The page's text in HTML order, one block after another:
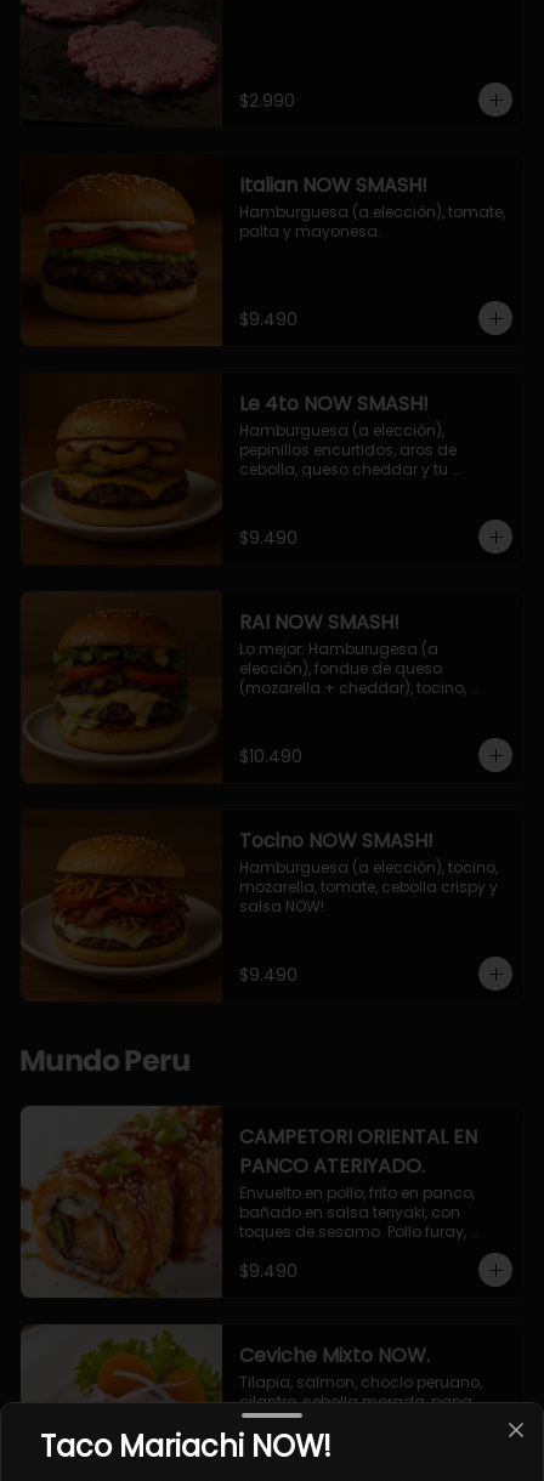
$2.990
Italian NOW SMASH!
Hamburguesa (a elección), tomate,
palta y mayonesa.
$9.490
Le 4to NOW SMASH!
Hamburguesa (a elección),
pepinillos encurtidos, aros de
cebolla, queso cheddar y tu
$9.490
RAI NOW SMASH!
Lo mejor: Hamburugesa (a
elección), fondue de queso
(mozarella + cheddar), tocino,
NOW!
$10.490
Tocino NOW SMASH!
Hamburguesa (a elección), tocino,
mozarella, tomate, cebolla crispy y
salsa NOW!
$9.490
Mundo Peru
CAMPETORI ORIENTAL EN
PANCO ATERIYADO.
Envuelto en pollo, frito en panco,
bañado en salsa teriyaki, con
toques de sesamo. Pollo furay,
queso, champiñon furay, cebollin.
$9.490
Ceviche Mixto NOW.
Tilapia, salmon, choclo peruano,
cilantro, cebolla morada, papa
camote, leche de tigre.
Taco Mariachi NOW!